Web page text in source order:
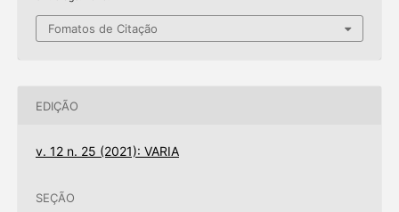
Fomatos de Citação
EDIÇÃO
v. 12 n. 25 (2021): VARIA
SEÇÃO